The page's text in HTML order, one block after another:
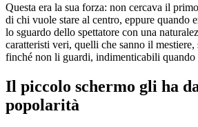
Questa era la sua forza: non cercava il
di chi vuole stare al centro, eppure quando
lo sguardo dello spettatore con una
caratteristi veri, quelli che sanno il
finché non li guardi, indimenticabili quando
Il piccolo schermo gli ha
popolarità